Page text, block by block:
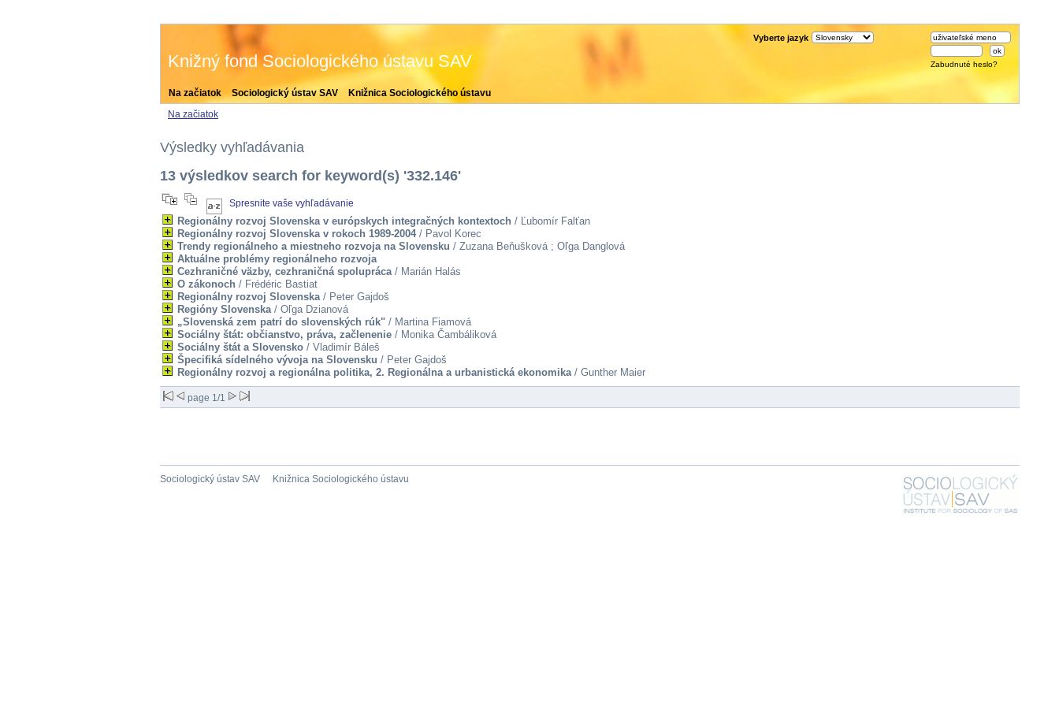
Na začiatok Sociologický ústav SAV Knižnica Sociologického ústavu
Knižný fond Sociologického ústavu SAV
Na začiatok
Výsledky vyhľadávania
13 výsledkov search for keyword(s) '332.146'
Spresnite vaše vyhľadávanie
Regionálny rozvoj Slovenska v európskych integračných kontextoch / Ľubomír Falťan
Regionálny rozvoj Slovenska v rokoch 1989-2004/ Pavol Korec
Trendy regionálneho a miestneho rozvoja na Slovensku / Zuzana Beňušková ; Oľga Danglová
Aktuálne problémy regionálneho rozvoja
Cezhraničné väzby, cezhraničná spolupráca/ Marián Halás
O zákonoch / Frédéric Bastiat
Regionálny rozvoj Slovenska/ Peter Gajdoš
Regióny Slovenska/ Oľga Dzianová
„Slovenská zem patrí do slovenských rúk" / Martina Fiamová
Sociálny štát: občianstvo, práva, začlenenie / Monika Čambáliková
Sociálny štát a Slovensko / Vladimír Báleš
Špecifiká sídelného vývoja na Slovensku / Peter Gajdoš
Regionálny rozvoj a regionálna politika, 2. Regionálna a urbanistická ekonomika/ Gunther Maier
page 1/1
Sociologický ústav SAV Knižnica Sociologického ústavu
Vyberte jazyk
Zabudnuté heslo?